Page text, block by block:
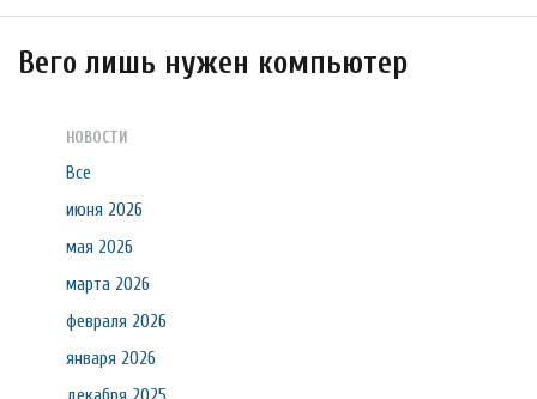
Вего лишь нужен компьютер
НОВОСТИ
Все
июня 2026
мая 2026
марта 2026
февраля 2026
января 2026